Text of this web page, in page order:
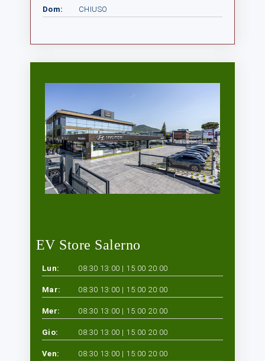
Dom: CHIUSO
EV Store Salerno
Lun: 08:30 13:00 | 15:00 20:00
Mar: 08:30 13:00 | 15:00 20:00
Mer: 08:30 13:00 | 15:00 20:00
Gio: 08:30 13:00 | 15:00 20:00
Ven: 08:30 13:00 | 15:00 20:00